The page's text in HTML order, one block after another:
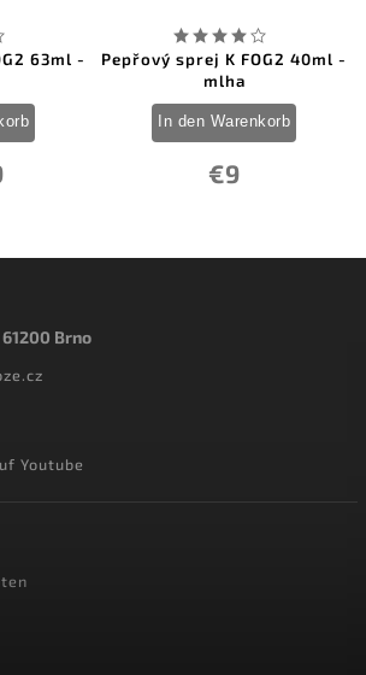
63ml -
Pepřový sprej K FOG2 40ml -
mlha
€9
In den Warenkorb
Brno
Youtube